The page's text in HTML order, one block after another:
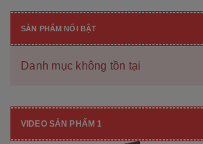
SẢN PHẨM NỔI BẬT
Danh mục không tồn tại
VIDEO SẢN PHẨM 1